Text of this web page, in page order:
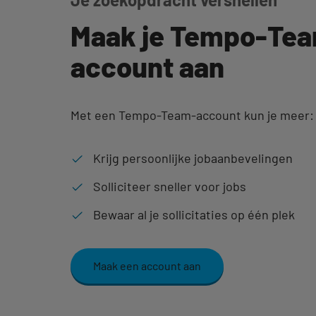
Maak je Tempo-
account aan
Met een Tempo-Team-account kun je meer:
Krijg persoonlijke jobaanbevelingen
Solliciteer sneller voor jobs
Bewaar al je sollicitaties op één plek
Maak een account aan